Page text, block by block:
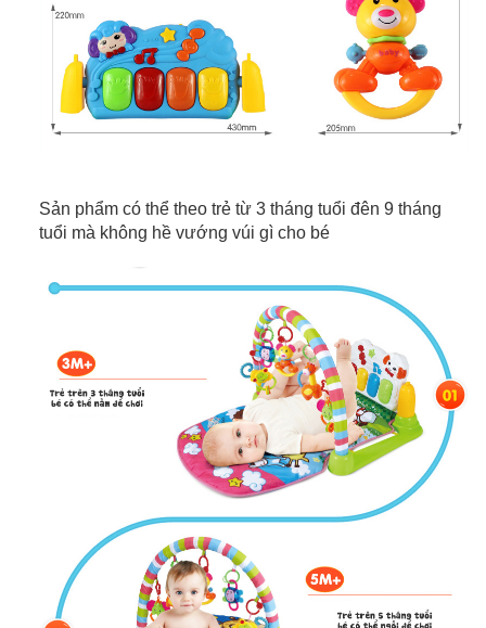
Sản phẩm có thể theo trẻ từ 3 tháng tuổi đên 9 tháng
tuổi mà không hề vướng vúi gì cho bé